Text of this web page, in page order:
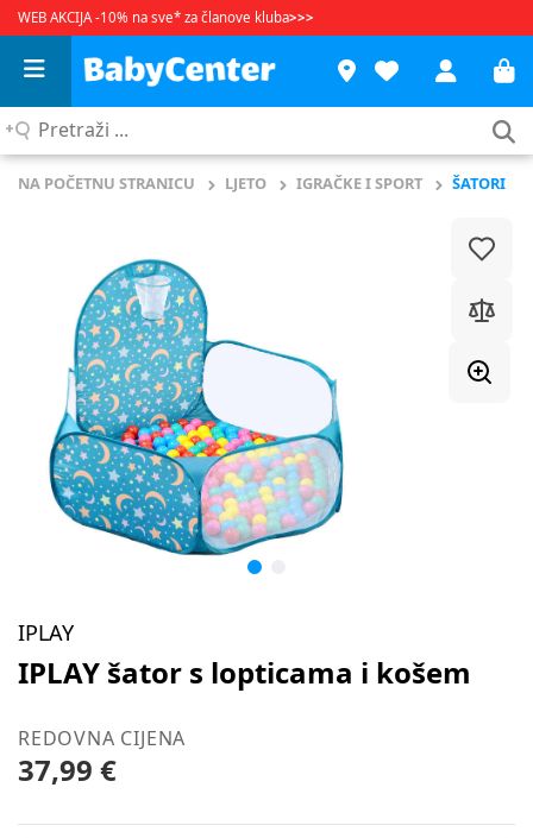
WEB AKCIJA -10% na sve* za članove kluba>>>
Pretraži
NA POČETNU STRANICU LJETO IGRAČKE I SPORT ŠATORI
IPLAY
IPLAY šator s lopticama i košem
REDOVNA CIJENA
37,99 €